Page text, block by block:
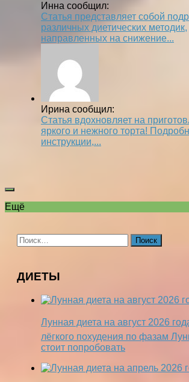
Инна сообщил:
Статья представляет собой
различных диетических методик,
направленных на снижение...
Ирина сообщил:
Статья вдохновляет на
яркого и нежного торта!
инструкции,...
Ещё
Найти:
ДИЕТЫ
Лунная диета на август 2026
лёгкого похудения по фазам
стоит попробовать